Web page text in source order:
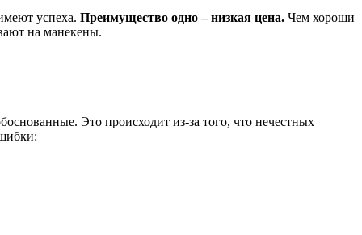
успеха. Преимущество одно – низкая цена. Чем хороши
на манекены.
Это происходит из-за того, что нечестных